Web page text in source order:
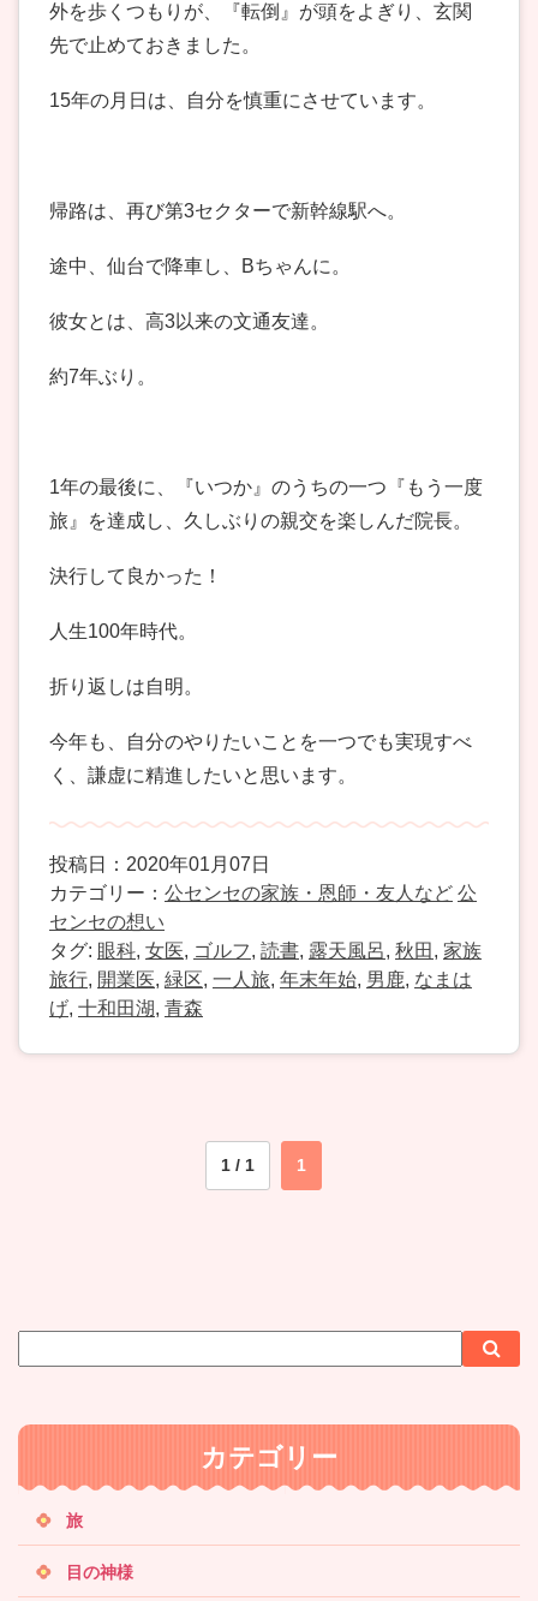
外を歩くつもりが、『転倒』が頭をよぎり、玄関
先で止めておきました。
15年の月日は、自分を慎重にさせています。
帰路は、再び第3セクターで新幹線駅へ。
途中、仙台で降車し、Bちゃんに。
彼女とは、高3以来の文通友達。
約7年ぶり。
1年の最後に、『いつか』のうちの一つ『もう一度
旅』を達成し、久しぶりの親交を楽しんだ院長。
決行して良かった！
人生100年時代。
折り返しは自明。
今年も、自分のやりたいことを一つでも実現すべ
く、謙虚に精進したいと思います。
投稿日：2020年01月07日
カテゴリー： 公センセの家族・恩師・友人など 公
センセの想い
タグ: 眼科, 女医, ゴルフ, 読書, 露天風呂, 秋田 , 家族
旅行, 開業医, 緑区, 一人旅, 年末年始, 男鹿, なまは
げ, 十和田湖, 青森
1 / 1 1
イ
内
索
索
カテゴリー
旅
目の神様